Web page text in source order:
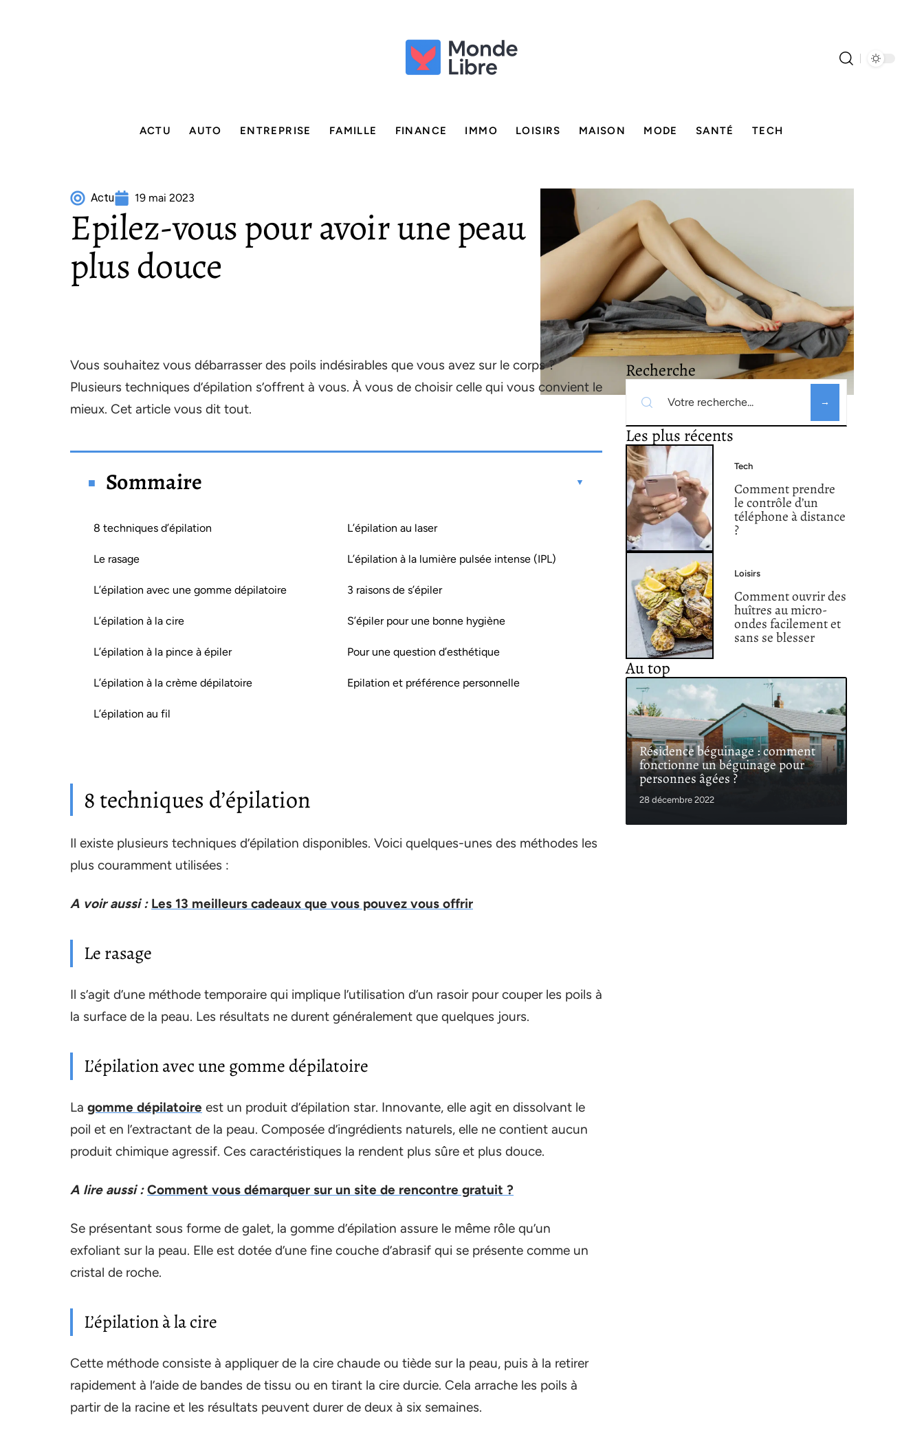
ACTU AUTO ENTREPRISE FAMILLE FINANCE IMMO LOISIRS MAISON MODE SANTÉ TECH
Actu 19 mai 2023
Epilez-vous pour avoir une peau
plus douce
Vous souhaitez vous débarrasser des poils indésirables que vous avez sur le corps ?
Plusieurs techniques d’épilation s’offrent à vous. À vous de choisir celle qui vous convient le
mieux. Cet article vous dit tout.
Sommaire
8 techniques d’épilation
Le rasage
L’épilation avec une gomme dépilatoire
L’épilation à la cire
L’épilation à la pince à épiler
L’épilation à la crème dépilatoire
L’épilation au fil
L’épilation au laser
L’épilation à la lumière pulsée intense (IPL)
3 raisons de s’épiler
S’épiler pour une bonne hygiène
Pour une question d’esthétique
Epilation et préférence personnelle
8 techniques d’épilation
Il existe plusieurs techniques d’épilation disponibles. Voici quelques-unes des méthodes les
plus couramment utilisées :
A voir aussi : Les 13 meilleurs cadeaux que vous pouvez vous offrir
Le rasage
Il s’agit d’une méthode temporaire qui implique l’utilisation d’un rasoir pour couper les poils à
la surface de la peau. Les résultats ne durent généralement que quelques jours.
L’épilation avec une gomme dépilatoire
La gomme dépilatoire est un produit d’épilation star. Innovante, elle agit en dissolvant le
poil et en l’extractant de la peau. Composée d’ingrédients naturels, elle ne contient aucun
produit chimique agressif. Ces caractéristiques la rendent plus sûre et plus douce.
A lire aussi : Comment vous démarquer sur un site de rencontre gratuit ?
Se présentant sous forme de galet, la gomme d’épilation assure le même rôle qu’un
exfoliant sur la peau. Elle est dotée d’une fine couche d’abrasif qui se présente comme un
cristal de roche.
L’épilation à la cire
Cette méthode consiste à appliquer de la cire chaude ou tiède sur la peau, puis à la retirer
rapidement à l’aide de bandes de tissu ou en tirant la cire durcie. Cela arrache les poils à
partir de la racine et les résultats peuvent durer de deux à six semaines.
Recherche
Les plus récents
Tech
Comment prendre
le contrôle d’un
téléphone à distance
?
Loisirs
Comment ouvrir des
huîtres au micro-
ondes facilement et
sans se blesser
Au top
Résidence béguinage : comment
fonctionne un béguinage pour
personnes âgées ?
28 décembre 2022